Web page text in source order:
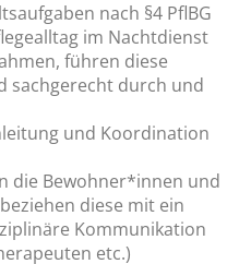
nach §4 PflBG
im Nachtdienst
führen diese
sachgerecht durch und
und Koordination
die Bewohner*innen und
diese mit ein
Kommunikation
etc.)